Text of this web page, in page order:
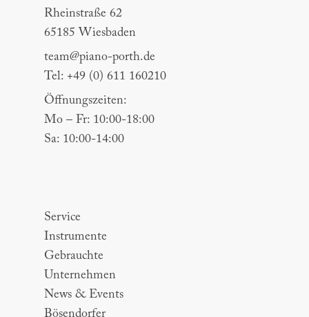
Rheinstraße 62
65185 Wiesbaden
team@piano-porth.de
Tel: +49 (0) 611 160210
Öffnungszeiten:
Mo – Fr: 10:00-18:00
Sa: 10:00-14:00
Service
Instrumente
Gebrauchte
Unternehmen
News & Events
Bösendorfer